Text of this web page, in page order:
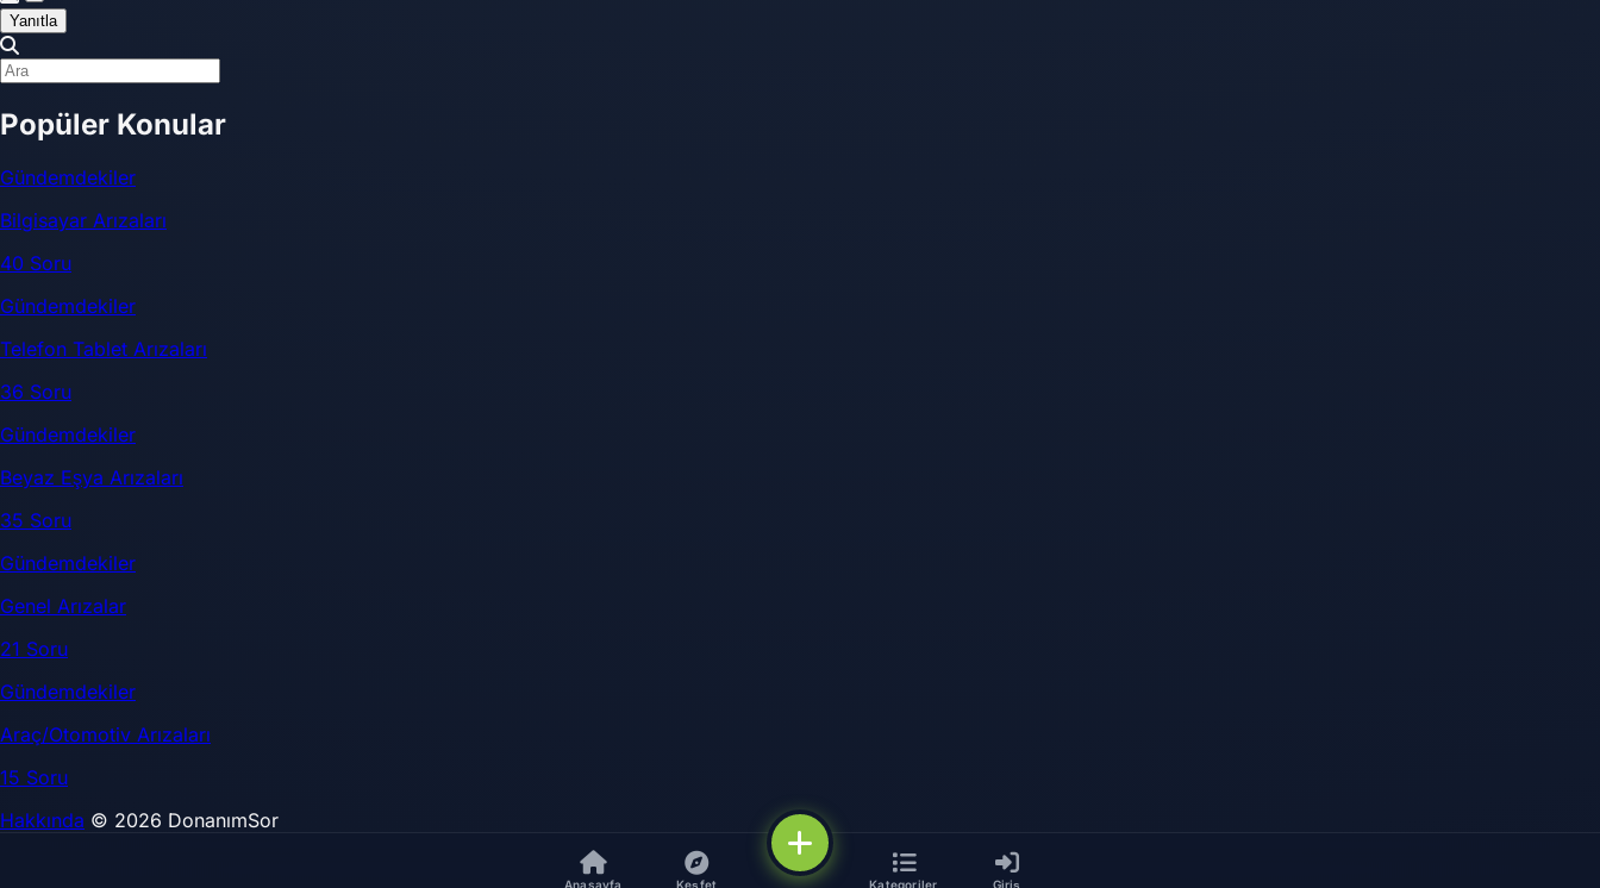
Yanıtla
Popüler Konular
Gündemdekiler
Bilgisayar Arızaları
40 Soru
Gündemdekiler
Telefon Tablet Arızaları
36 Soru
Gündemdekiler
Beyaz Eşya Arızaları
35 Soru
Gündemdekiler
Genel Arızalar
21 Soru
Gündemdekiler
Araç/Otomotiv Arızaları
15 Soru
Hakkında © 2026 DonanımSor
Anasayfa Keşfet Kategoriler Giriş